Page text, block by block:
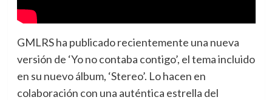
GMLRS ha publicado recientemente una nueva
versión de ‘Yo no contaba contigo’, el tema incluido
en su nuevo álbum, ‘Stereo’. Lo hacen en
colaboración con una auténtica estrella del